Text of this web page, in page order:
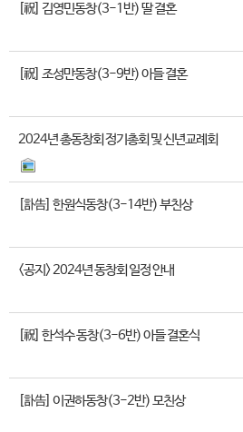
[祝] 김영민동창(3-1반) 딸 결혼
[祝] 조성만동창(3-9반) 아들 결혼
2024년 총동창회 정기총회 및 신년교례회
[訃告] 한원식동창(3-14반) 부친상
<공지> 2024년 동창회 일정 안내
[祝] 한석수 동창(3-6반) 아들 결혼식
[訃告] 이권하동창(3-2반) 모친상